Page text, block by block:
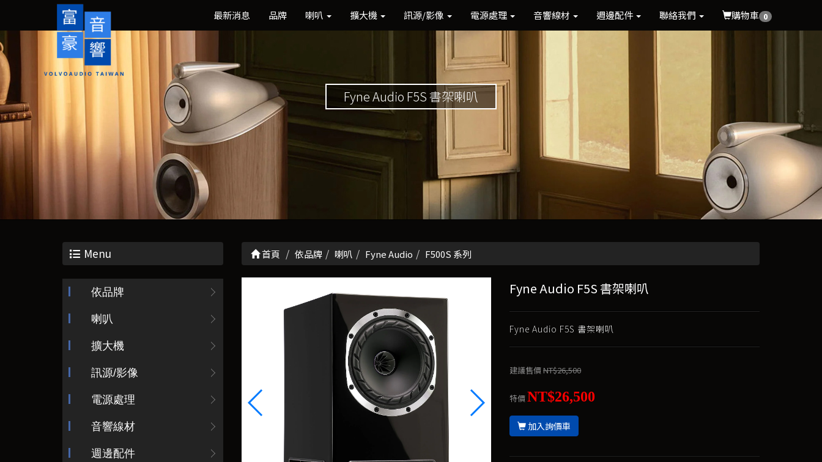
最新消息 品牌 喇叭 擴大機 訊源/影像 電源處理 音響線材 週邊配件 聯絡我們 購物車 0
Fyne Audio F5S 書架喇叭
Menu
依品牌
喇叭
擴大機
訊源/影像
電源處理
音響線材
週邊配件
首頁 依品牌 喇叭 Fyne Audio F500S 系列
Fyne Audio F5S 書架喇叭
Fyne Audio F5S 書架喇叭
建議售價NT$26,500
特價NT$26,500
加入詢價車